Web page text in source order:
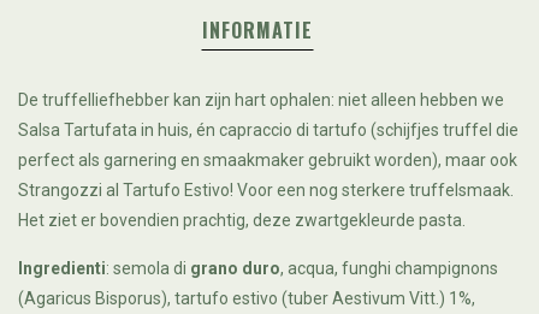
INFORMATIE
De truffelliefhebber kan zijn hart ophalen: niet alleen hebben we
Salsa Tartufata in huis, én capraccio di tartufo (schijfjes truffel die
perfect als garnering en smaakmaker gebruikt worden), maar ook
Strangozzi al Tartufo Estivo! Voor een nog sterkere truffelsmaak.
Het ziet er bovendien prachtig, deze zwartgekleurde pasta.
Ingredienti: semola di grano duro, acqua, funghi champignons
(Agaricus Bisporus), tartufo estivo (tuber Aestivum Vitt.) 1%,